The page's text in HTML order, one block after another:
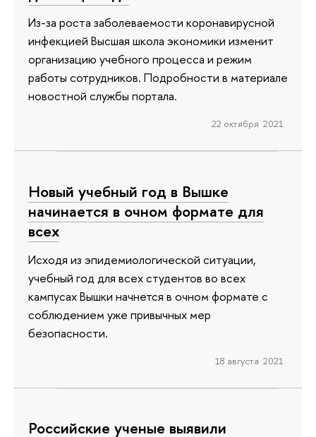
Из-за роста заболеваемости коронавирусной
инфекцией Высшая школа экономики изменит
организацию учебного процесса и режим
работы сотрудников. Подробности в материале
новостной службы портала.
22 октября 2021
Новый учебный год в Вышке
начинается в очном формате для
всех
Исходя из эпидемиологической ситуации,
учебный год для всех студентов во всех
кампусах Вышки начнется в очном формате с
соблюдением уже привычных мер
безопасности.
18 августа 2021
Российские ученые выявили